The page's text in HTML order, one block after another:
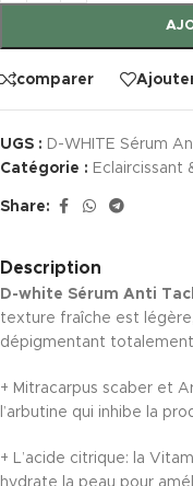
comparer
UGS : D-WHITE Sérum
Catégorie : Eclaircissant
Share:
Description
D-white Sérum Anti
texture fraîche est
dépigmentant
+ Mitracarpus scaber et
l’arbutine qui inhibe la
+ L’acide citrique: la